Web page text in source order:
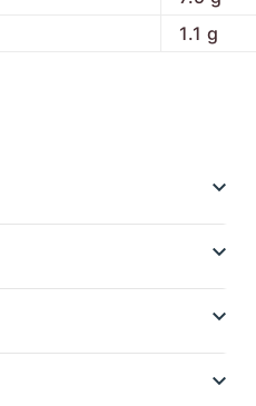
1.1 g



